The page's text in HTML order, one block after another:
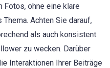
ohne eine klare
Achten Sie darauf,
als auch konsistent
zu wecken. Darüber
Interaktionen Ihrer Beiträge